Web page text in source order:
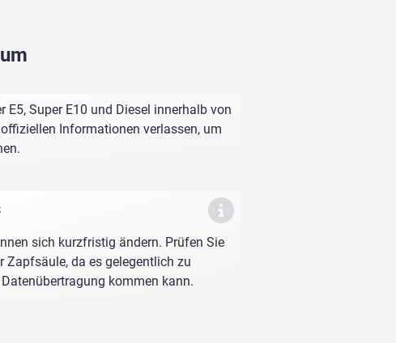
Super E10 und Diesel innerhalb von
Informationen verlassen, um
sich kurzfristig ändern. Prüfen Sie
Zapfsäule, da es gelegentlich zu
kommen kann.